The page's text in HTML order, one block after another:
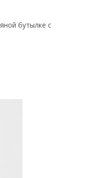
бутылке с